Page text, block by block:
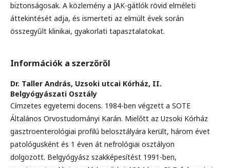
biztonságosak. A közlemény a JAK-gátlók rövid elméleti
áttekintését adja, és ismerteti az elmúlt évek során
összegyűlt klinikai, gyakorlati tapasztalatokat.
Információk a szerzőről
Dr. Taller András, Uzsoki utcai Kórház, II.
Belgyógyászati Osztály
Címzetes egyetemi docens. 1984-ben végzett a SOTE
Általános Orvostudományi Karán. Mielőtt az Uzsoki Kórház
gasztroenterológiai profilú belosztályára került, három évet
patológusként és 1 éven át nefrológiai osztályon
dolgozott. Belgyógyász szakképesítést 1991-ben,